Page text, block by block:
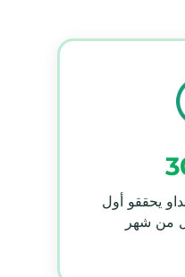
يحققو أول
من شهر